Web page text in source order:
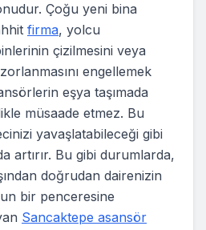
Çoğu yeni bina
firma, yolcu
çizilmesini veya
engellemek
eşya taşımada
müsaade etmez. Bu
yavaşlatabileceği gibi
artırır. Bu gibi durumlarda,
doğrudan dairenizin
bir penceresine
Sancaktepe asansör